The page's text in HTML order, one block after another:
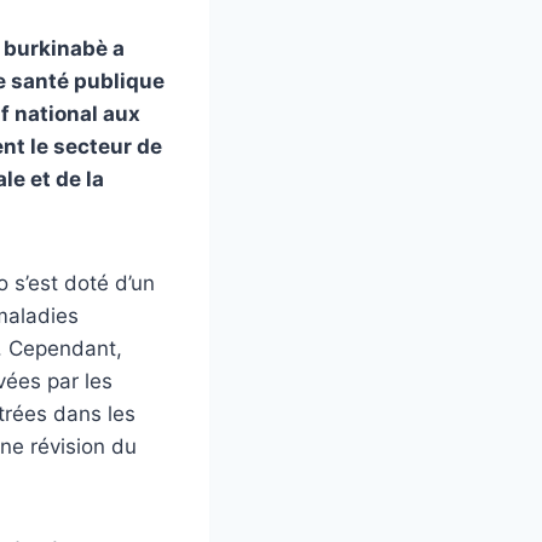
a
santé publique
national aux
le secteur de
et de la
doté d’un
Cependant,
par les
dans les
révision du